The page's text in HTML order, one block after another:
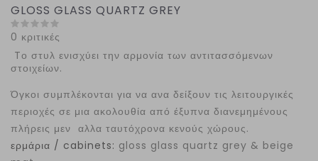
GLOSS GLASS QUARTZ GREY
0 κριτικές
Tο στυλ ενισχύει την αρμονία των αντιτασσόμενων
στοιχείων.
Όγκοι συμπλέκονται για να ανα δείξουν τις λειτουργικές
περιοχές σε μια ακολουθία από έξυπνα διανεμημένους
πλήρεις μεν αλλα ταυτόχρονα κενούς χώρους.
ερμάρια / cabinets: gloss glass quartz grey & beige